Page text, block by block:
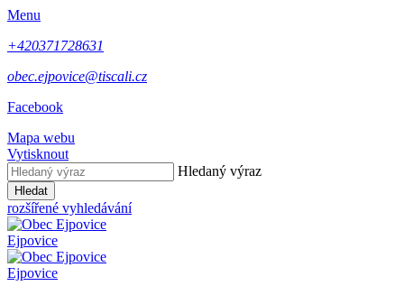
Menu
+420371728631
obec.ejpovice@tiscali.cz
Facebook
Mapa webu
Vytisknout
Hledaný výraz
Hledat
rozšířené vyhledávání
Ejpovice
Ejpovice